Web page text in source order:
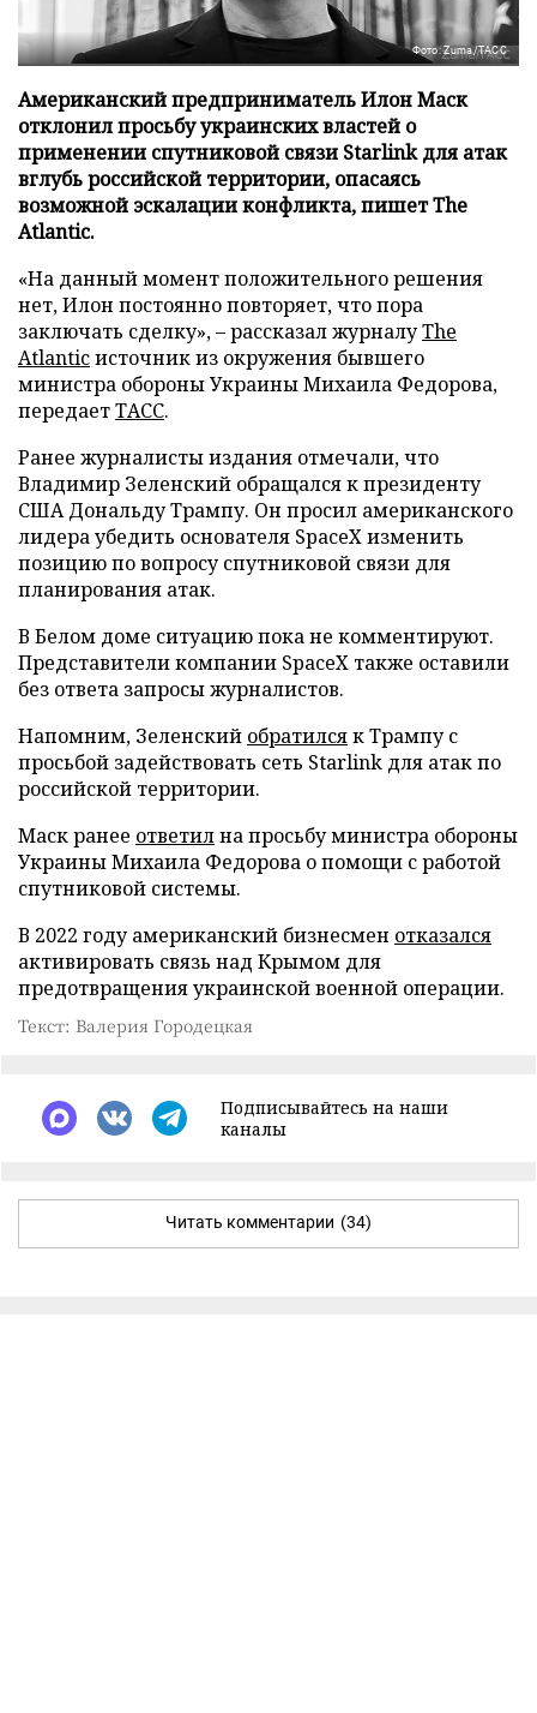
Фото: Zuma/ТАСС
Американский предприниматель Илон Маск
отклонил просьбу украинских властей о
применении спутниковой связи Starlink для атак
вглубь российской территории, опасаясь
возможной эскалации конфликта, пишет The
Atlantic.
«На данный момент положительного решения
нет, Илон постоянно повторяет, что пора
заключать сделку», – рассказал журналуThe
Atlanticисточник из окружения бывшего
министра обороны Украины Михаила Федорова,
передаетТАСС.
Ранее журналисты издания отмечали, что
Владимир Зеленский обращался к президенту
США Дональду Трампу. Он просил американского
лидера убедить основателя SpaceX изменить
позицию по вопросу спутниковой связи для
планирования атак.
В Белом доме ситуацию пока не комментируют.
Представители компании SpaceX также оставили
без ответа запросы журналистов.
Напомним, Зеленский обратилсяк Трампу с
просьбой задействовать сеть Starlink для атак по
российской территории.
Маск ранее ответилна просьбу министра обороны
Украины Михаила Федорова о помощи с работой
спутниковой системы.
В 2022 году американский бизнесмен отказался
активировать связь над Крымом для
предотвращения украинской военной операции.
Текст: Валерия Городецкая
Подписывайтесь на наши
каналы
Читать комментарии (34)